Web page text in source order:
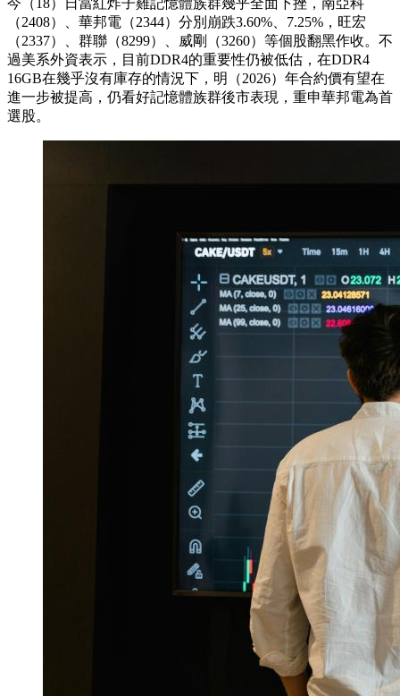
（2408）、華邦電（2344）分別崩跌3.60%、7.25%，旺宏
（2337）、群聯（8299）、威剛（3260）等個股翻黑作收。不
過美系外資表示，目前DDR4的重要性仍被低估，在DDR4
16GB在幾乎沒有庫存的情況下，明（2026）年合約價有望在
進一步被提高，仍看好記憶體族群後市表現，重申華邦電為首
選股。